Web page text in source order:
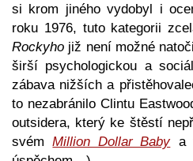
si krom jiného vydobyl i
roku 1976, tuto kategorii
Rockyho již není možné
širší psychologickou a
zábava nižších a
to nezabránilo Clintu
outsidera, který ke štěstí
svém Million Dollar Baby a